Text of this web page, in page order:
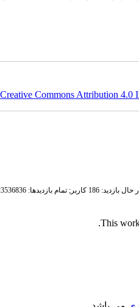
Creative Commons Attribution 4.0
186 کاربر; تمام بازدید‌ها: 23536836 بازدید;
This
.